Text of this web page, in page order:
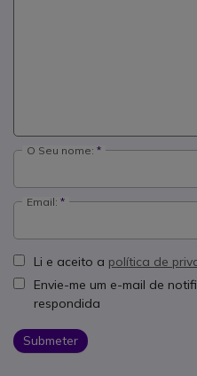
O Seu nome:
Email:
Li e aceito a política de
Envie-me um e-mail de
respondida
Submeter